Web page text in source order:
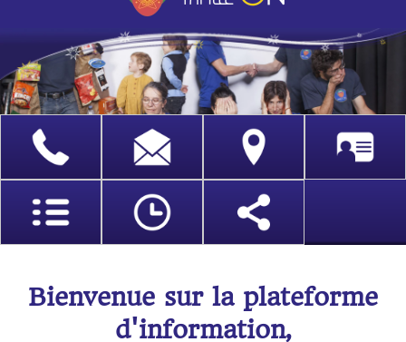
Bienvenue sur la plateforme
d'information,